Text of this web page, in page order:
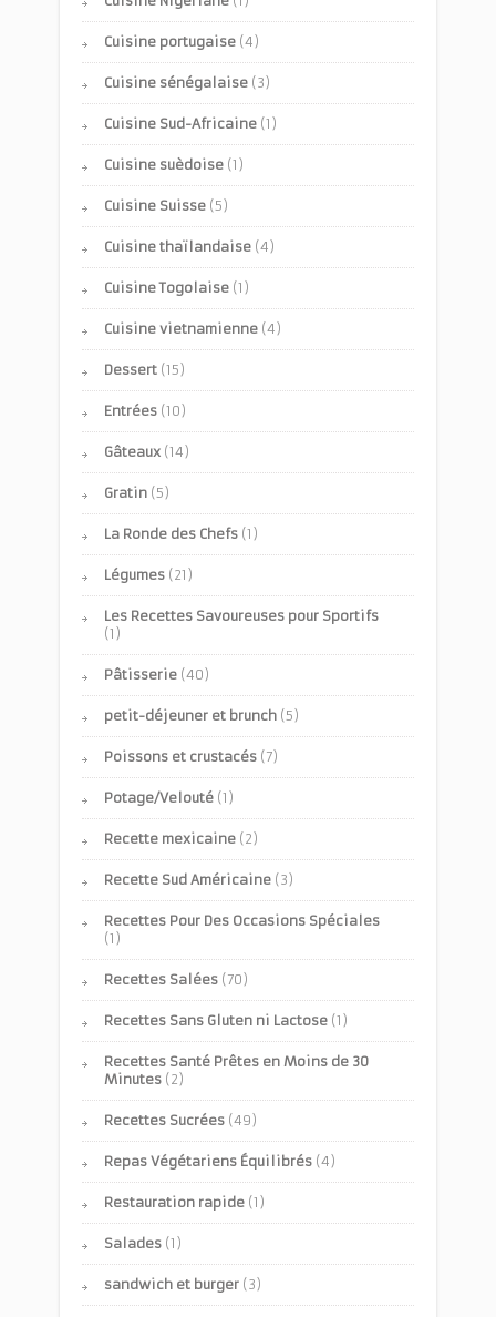
Cuisine portugaise (4)
Cuisine sénégalaise (3)
Cuisine Sud-Africaine (1)
Cuisine suèdoise (1)
Cuisine Suisse (5)
Cuisine thaïlandaise (4)
Cuisine Togolaise (1)
Cuisine vietnamienne (4)
Dessert (15)
Entrées (10)
Gâteaux (14)
Gratin (5)
La Ronde des Chefs (1)
Légumes (21)
Les Recettes Savoureuses pour Sportifs
(1)
Pâtisserie (40)
petit-déjeuner et brunch (5)
Poissons et crustacés (7)
Potage/Velouté (1)
Recette mexicaine (2)
Recette Sud Américaine (3)
Recettes Pour Des Occasions Spéciales
(1)
Recettes Salées (70)
Recettes Sans Gluten ni Lactose (1)
Recettes Santé Prêtes en Moins de 30
Minutes (2)
Recettes Sucrées (49)
Repas Végétariens Équilibrés (4)
Restauration rapide (1)
Salades (1)
sandwich et burger (3)